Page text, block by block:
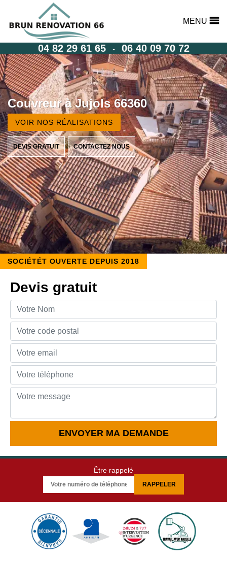
MENU
04 82 29 61 65 - 06 40 09 70 72
Couvreur à Jujols 66360
VOIR NOS RÉALISATIONS
DEVIS GRATUIT CONTACTEZ NOUS
SOCIÉTÉT OUVERTE DEPUIS 2018
Devis gratuit
Être rappelé